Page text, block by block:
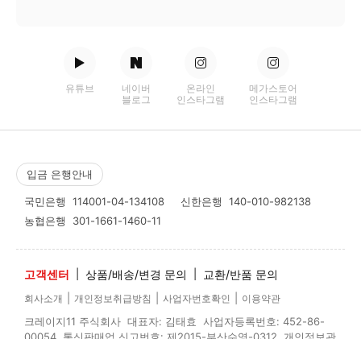
유튜브
네이버
블로그
온라인
인스타그램
메가스토어
인스타그램
입금 은행안내
국민은행 114001-04-134108 신한은행 140-010-982138
농협은행 301-1661-1460-11
고객센터 상품/배송/변경 문의 교환/반품 문의
회사소개 개인정보취급방침 사업자번호확인 이용약관
크레이지11 주식회사 대표자: 김태효 사업자등록번호: 452-86-